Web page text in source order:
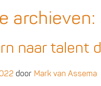
archieven:
naar talent
door Mark van Assema